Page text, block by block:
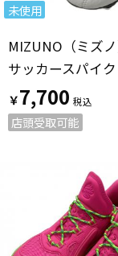
未使用
MIZUNO（ミズノ
サッカースパイク
￥7,700
店頭受取可能